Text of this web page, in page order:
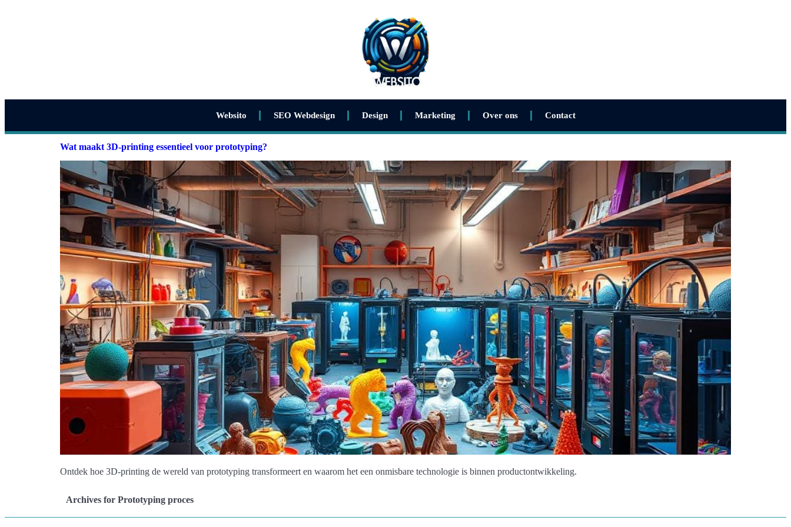
Websito SEO Webdesign Design Marketing Over ons Contact
Wat maakt 3D-printing essentieel voor prototyping?
Ontdek hoe 3D-printing de wereld van prototyping transformeert en waarom het een onmisbare technologie is binnen productontwikkeling.
Archives for Prototyping proces